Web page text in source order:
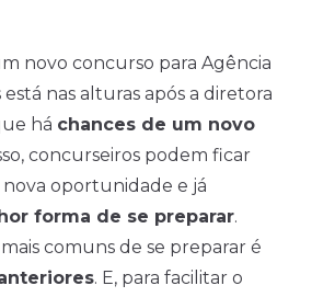
novo concurso para Agência
nas alturas após a diretora
há chances de um novo
concurseiros podem ficar
nova oportunidade e já
forma de se preparar.
comuns de se preparar é
. E, para facilitar o